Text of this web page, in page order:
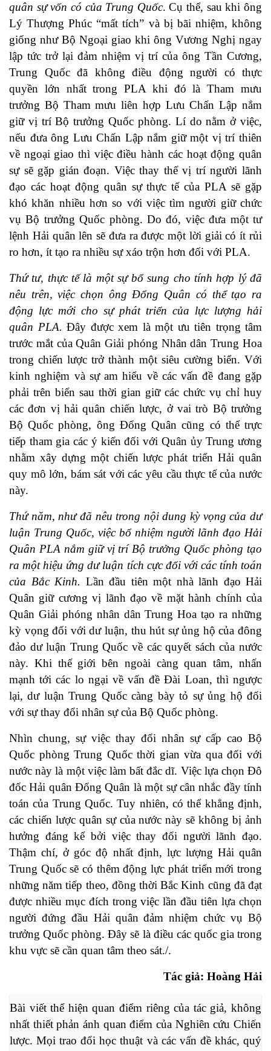
quân sự vốn có của Trung Quốc. Cụ thể, sau khi ông
Lý Thượng Phúc “mất tích” và bị bãi nhiệm, không
giống như Bộ Ngoại giao khi ông Vương Nghị ngay
lập tức trở lại đảm nhiệm vị trí của ông Tần Cương,
Trung Quốc đã không điều động người có thực
quyền lớn nhất trong PLA khi đó là Tham mưu
trưởng Bộ Tham mưu liên hợp Lưu Chấn Lập nắm
giữ vị trí Bộ trưởng Quốc phòng. Lí do nằm ở việc,
nếu đưa ông Lưu Chấn Lập nắm giữ một vị trí thiên
về ngoại giao thì việc điều hành các hoạt động quân
sự sẽ gặp gián đoạn. Việc thay thế vị trí người lãnh
đạo các hoạt động quân sự thực tế của PLA sẽ gặp
khó khăn nhiều hơn so với việc tìm người giữ chức
vụ Bộ trưởng Quốc phòng. Do đó, việc đưa một tư
lệnh Hải quân lên sẽ đưa ra được một lời giải có ít rủi
ro hơn, ít tạo ra nhiều sự xáo trộn hơn đối với PLA.
Thứ tư, thực tế là một sự bổ sung cho tính hợp lý đã
nêu trên, việc chọn ông Đổng Quân có thể tạo ra
động lực mới cho sự phát triển của lực lượng hải
quân PLA. Đây được xem là một ưu tiên trọng tâm
trước mắt của Quân Giải phóng Nhân dân Trung Hoa
trong chiến lược trở thành một siêu cường biển. Với
kinh nghiệm và sự am hiểu về các vấn đề đang gặp
phải trên biển sau thời gian giữ các chức vụ chỉ huy
các đơn vị hải quân chiến lược, ở vai trò Bộ trưởng
Bộ Quốc phòng, ông Đổng Quân cũng có thể trực
tiếp tham gia các ý kiến đối với Quân ủy Trung ương
nhằm xây dựng một chiến lược phát triển Hải quân
quy mô lớn, bám sát với các yêu cầu thực tế của nước
này.
Thứ năm, như đã nêu trong nội dung kỳ vọng của dư
luận Trung Quốc, việc bổ nhiệm người lãnh đạo Hải
Quân PLA nắm giữ vị trí Bộ trưởng Quốc phòng tạo
ra một hiệu ứng dư luận tích cực đối với các tính toán
của Bắc Kinh. Lần đầu tiên một nhà lãnh đạo Hải
Quân giữ cương vị lãnh đạo về mặt hành chính của
Quân Giải phóng nhân dân Trung Hoa tạo ra những
kỳ vọng đối với dư luận, thu hút sự ủng hộ của đông
đảo dư luận Trung Quốc về các quyết sách của nước
này. Khi thế giới bên ngoài càng quan tâm, nhấn
mạnh tới các lo ngại về vấn đề Đài Loan, thì ngược
lại, dư luận Trung Quốc càng bày tỏ sự ủng hộ đối
với sự thay đổi nhân sự của Bộ Quốc phòng.
Nhìn chung, sự việc thay đổi nhân sự cấp cao Bộ
Quốc phòng Trung Quốc thời gian vừa qua đối với
nước này là một việc làm bất đắc dĩ. Việc lựa chọn Đô
đốc Hải quân Đổng Quân là một sự cân nhắc đầy tính
toán của Trung Quốc. Tuy nhiên, có thể khẳng định,
các chiến lược quân sự của nước này sẽ không bị ảnh
hưởng đáng kể bởi việc thay đổi người lãnh đạo.
Thậm chí, ở góc độ nhất định, lực lượng Hải quân
Trung Quốc sẽ có thêm động lực phát triển mới trong
những năm tiếp theo, đồng thời Bắc Kinh cũng đã đạt
được nhiều mục đích trong việc lần đầu tiên lựa chọn
người đứng đầu Hải quân đảm nhiệm chức vụ Bộ
trưởng Quốc phòng. Đây sẽ là điều các quốc gia trong
khu vực sẽ cần quan tâm theo sát./.
Tác giả: Hoàng Hải
Bài viết thể hiện quan điểm riêng của tác giả, không
nhất thiết phản ánh quan điểm của Nghiên cứu Chiến
lược. Mọi trao đổi học thuật và các vấn đề khác, quý